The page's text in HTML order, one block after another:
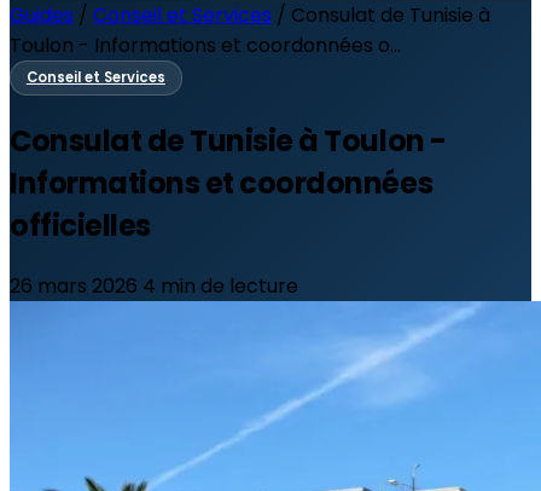
Guides / Conseil et Services / Consulat de Tunisie à
Toulon - Informations et coordonnées o...
Conseil et Services
Consulat de Tunisie à Toulon -
Informations et coordonnées
officielles
26 mars 2026 4 min de lecture